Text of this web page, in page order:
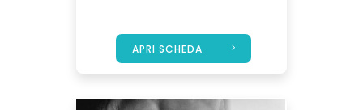
APRI SCHEDA